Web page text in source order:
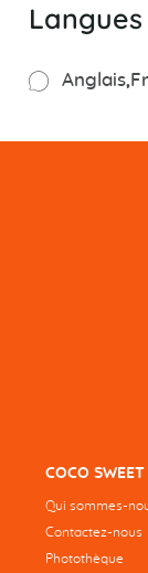
Anglais
COCO SWEET
Qui sommes-
Contactez-nous
Photothèque